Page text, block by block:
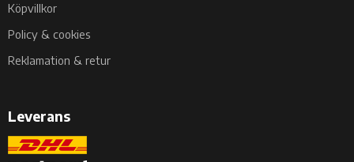
Köpvillkor
Policy & cookies
Reklamation & retur
Leverans